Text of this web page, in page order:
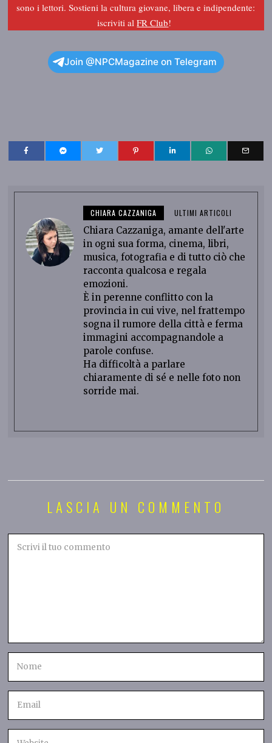
sono i lettori. Sostieni la cultura giovane, libera e indipendente:
iscriviti alFR Club!
Join @NPCMagazine on Telegram
CHIARA CAZZANIGA ULTIMI ARTICOLI
Chiara Cazzaniga, amante dell'arte
in ogni sua forma, cinema, libri,
musica, fotografia e di tutto ciò che
racconta qualcosa e regala
emozioni.
È in perenne conflitto con la
provincia in cui vive, nel frattempo
sogna il rumore della città e ferma
immagini accompagnandole a
parole confuse.
Ha difficoltà a parlare
chiaramente di sé e nelle foto non
sorride mai.
LASCIA UN COMMENTO